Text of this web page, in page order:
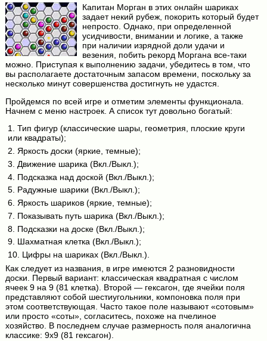
Капитан Морган в этих онлайн шариках
задает некий рубеж, покорить который будет
непросто. Однако, при определенной
усидчивости, внимании и логике, а также
при наличии изрядной доли удачи и
везения, побить рекорд Моргана все-таки
можно. Приступая к выполнению задачи, убедитесь в том, что
вы располагаете достаточным запасом времени, поскольку за
несколько минут совершенства достигнуть не удастся.
Пройдемся по всей игре и отметим элементы функционала.
Начнем с меню настроек. А список тут довольно богатый:
1. Тип фигур (классические шары, геометрия, плоские круги
или квадраты);
2. Яркость доски (яркие, темные);
3. Движение шарика (Вкл./Выкл.);
4. Подсказка над доской (Вкл./Выкл.);
5. Радужные шарики (Вкл./Выкл.);
6. Яркость шариков (яркие, темные);
7. Показывать путь шарика (Вкл./Выкл.);
8. Подсказки на доске (Вкл./Выкл.);
9. Шахматная клетка (Вкл./Выкл.);
10. Цифры на шариках (Вкл./Выкл.).
Как следует из названия, в игре имеются 2 разновидности
доски. Первый вариант: классическая квадратная с числом
ячеек 9 на 9 (81 клетка). Второй — гексагон, где ячейки поля
представляют собой шестиугольники, компоновка поля при
этом соответствующая. Часто такое поле называют «сотовым»
или просто «соты», согласитесь, похоже на пчелиное
хозяйство. В последнем случае размерность поля аналогична
классике: 9х9 (81 гексагон).